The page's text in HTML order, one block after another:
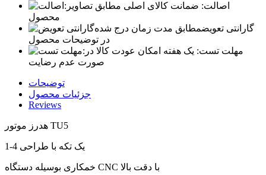
اصالت: ضمانت کالای اصلی مطابق تصاویر
محصول
گارانتی تعویضمطابق مدت زمان درج شده
در توضیحات محصول
مهلت تست: یک هفته امکان عودت کالا در
صورت عدم رضایت
توضیحات
جزئیات محصول
Reviews
هدرز موتور TU5
یک تکه با طراحی 4-1
خمکاری بوسیله دستگاه CNC با دقت بالا